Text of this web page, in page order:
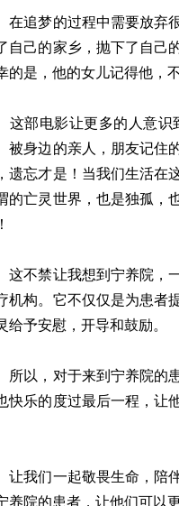
在追梦的过程中需要放弃
自己的家乡，抛下了自己
的是，他的女儿记得他，
这部电影让更多的人意
被身边的亲人，朋友记住
遗忘才是！当我们生活在
的亡灵世界，也是独孤，
这不禁让我想到宁养院，
机构。它不仅仅是为患者
给予安慰，开导和鼓励。
所以，对于来到宁养院的
快乐的度过最后一程，让
让我们一起敬畏生命，陪
养院的患者，让他们可以